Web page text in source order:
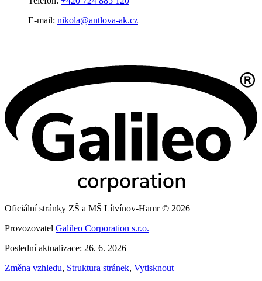
E-mail: nikola@antlova-ak.cz
Oficiální stránky ZŠ a MŠ Lítvínov-Hamr © 2026
Provozovatel Galileo Corporation s.r.o.
Poslední aktualizace: 26. 6. 2026
Změna vzhledu, Struktura stránek, Vytisknout